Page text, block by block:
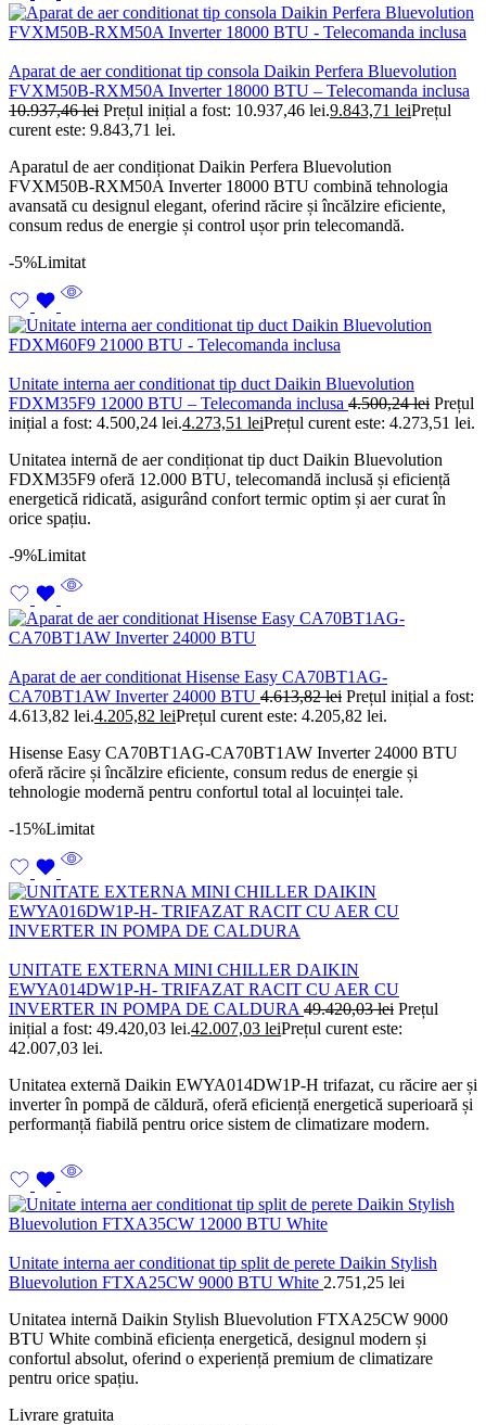
Aparat de aer conditionat tip consola Daikin Perfera Bluevolution
FVXM50B-RXM50A Inverter 18000 BTU – Telecomanda inclusa
10.937,46lei Prețul inițial a fost: 10.937,46 lei.9.843,71 leiPrețul
curent este: 9.843,71 lei.
Aparatul de aer condiționat Daikin Perfera Bluevolution
FVXM50B-RXM50A Inverter 18000 BTU combină tehnologia
avansată cu designul elegant, oferind răcire și încălzire eficiente,
consum redus de energie și control ușor prin telecomandă.
-5%Limitat
Unitate interna aer conditionat tip duct Daikin Bluevolution
FDXM35F9 12000 BTU – Telecomanda inclusa 4.500,24lei Prețul
inițial a fost: 4.500,24 lei.4.273,51 leiPrețul curent este: 4.273,51 lei.
Unitatea internă de aer condiționat tip duct Daikin Bluevolution
FDXM35F9 oferă 12.000 BTU, telecomandă inclusă și eficiență
energetică ridicată, asigurând confort termic optim și aer curat în
orice spațiu.
-9%Limitat
Aparat de aer conditionat Hisense Easy CA70BT1AG-
CA70BT1AW Inverter 24000 BTU 4.613,82lei Prețul inițial a fost:
4.613,82 lei.4.205,82 leiPrețul curent este: 4.205,82 lei.
Hisense Easy CA70BT1AG-CA70BT1AW Inverter 24000 BTU
oferă răcire și încălzire eficiente, consum redus de energie și
tehnologie modernă pentru confortul total al locuinței tale.
-15%Limitat
UNITATE EXTERNA MINI CHILLER DAIKIN
EWYA014DW1P-H- TRIFAZAT RACIT CU AER CU
INVERTER IN POMPA DE CALDURA 49.420,03lei Prețul
inițial a fost: 49.420,03 lei.42.007,03 leiPrețul curent este:
42.007,03 lei.
Unitatea externă Daikin EWYA014DW1P-H trifazat, cu răcire aer și
inverter în pompă de căldură, oferă eficiență energetică superioară și
performanță fiabilă pentru orice sistem de climatizare modern.
Unitate interna aer conditionat tip split de perete Daikin Stylish
Bluevolution FTXA25CW 9000 BTU White 2.751,25 lei
Unitatea internă Daikin Stylish Bluevolution FTXA25CW 9000
BTU White combină eficiența energetică, designul modern și
confortul absolut, oferind o experiență premium de climatizare
pentru orice spațiu.
Livrare gratuita